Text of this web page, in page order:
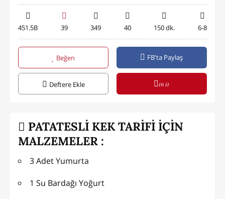
451.5B 39 349 40 150 dk. 6-8
Beğen FB'ta Paylaş
Deftere Ekle in it
PATATESLİ KEK TARİFİ İÇİN
MALZEMELER :
3 Adet Yumurta
1 Su Bardağı Yoğurt